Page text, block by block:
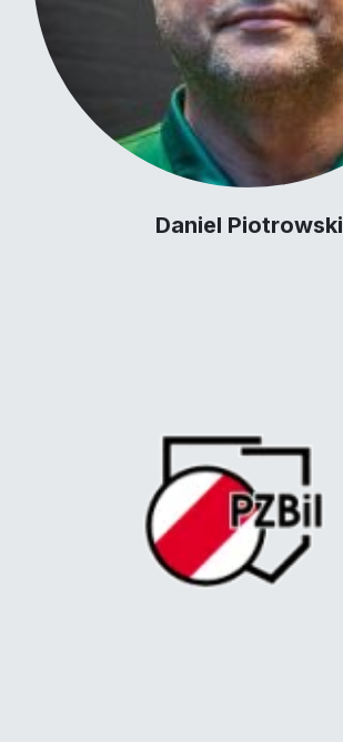
Daniel Piotrowski